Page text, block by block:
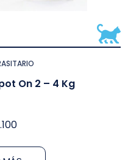
On 2 – 4 Kg